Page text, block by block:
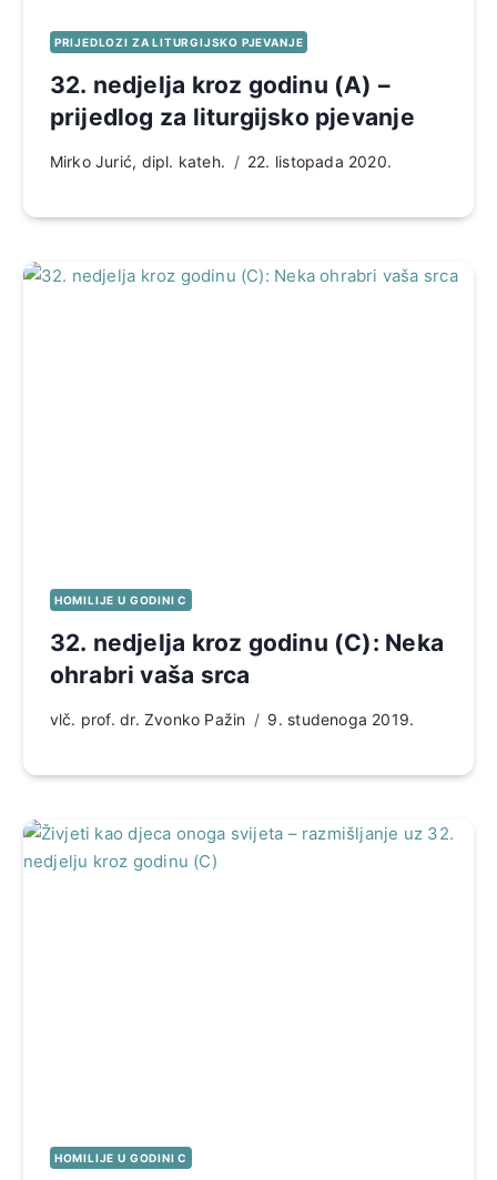
PRIJEDLOZI ZA LITURGIJSKO PJEVANJE
32. nedjelja kroz godinu (A) –
prijedlog za liturgijsko pjevanje
Mirko Jurić, dipl. kateh. 22. listopada 2020.
HOMILIJE U GODINI C
32. nedjelja kroz godinu (C): Neka
ohrabri vaša srca
vlč. prof. dr. Zvonko Pažin 9. studenoga 2019.
HOMILIJE U GODINI C